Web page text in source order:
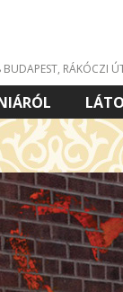
RÁKÓCZI